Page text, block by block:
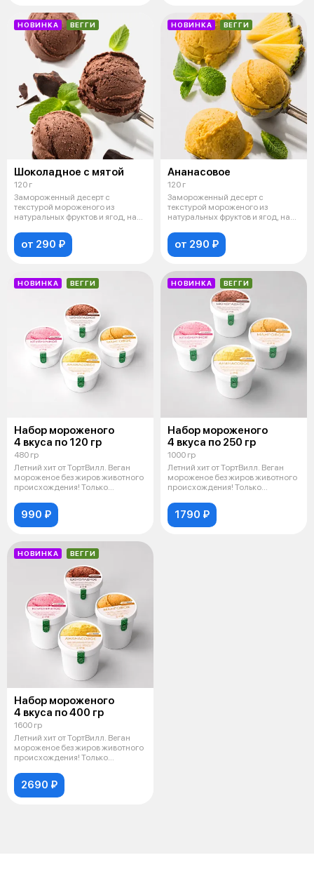
НОВИНКА ВЕГГИ
Шоколадное с мятой
120 г
Замороженный десерт с
текстурой мороженого из
натуральных фруктов и ягод, на
от 290 ₽
НОВИНКА ВЕГГИ
Ананасовое
120 г
Замороженный десерт с
текстурой мороженого из
натуральных фруктов и ягод, на
от 290 ₽
НОВИНКА ВЕГГИ
Набор мороженого
4 вкуса по 120 гр
480 гр
Летний хит от ТортВилл. Веган
мороженое без жиров животного
происхождения! Только
990 ₽
НОВИНКА ВЕГГИ
Набор мороженого
4 вкуса по 250 гр
1000 гр
Летний хит от ТортВилл. Веган
мороженое без жиров животного
происхождения! Только
1790 ₽
НОВИНКА ВЕГГИ
Набор мороженого
4 вкуса по 400 гр
1600 гр
Летний хит от ТортВилл. Веган
мороженое без жиров животного
происхождения! Только
2690 ₽